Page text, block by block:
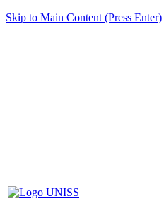
Skip to Main Content (Press Enter)